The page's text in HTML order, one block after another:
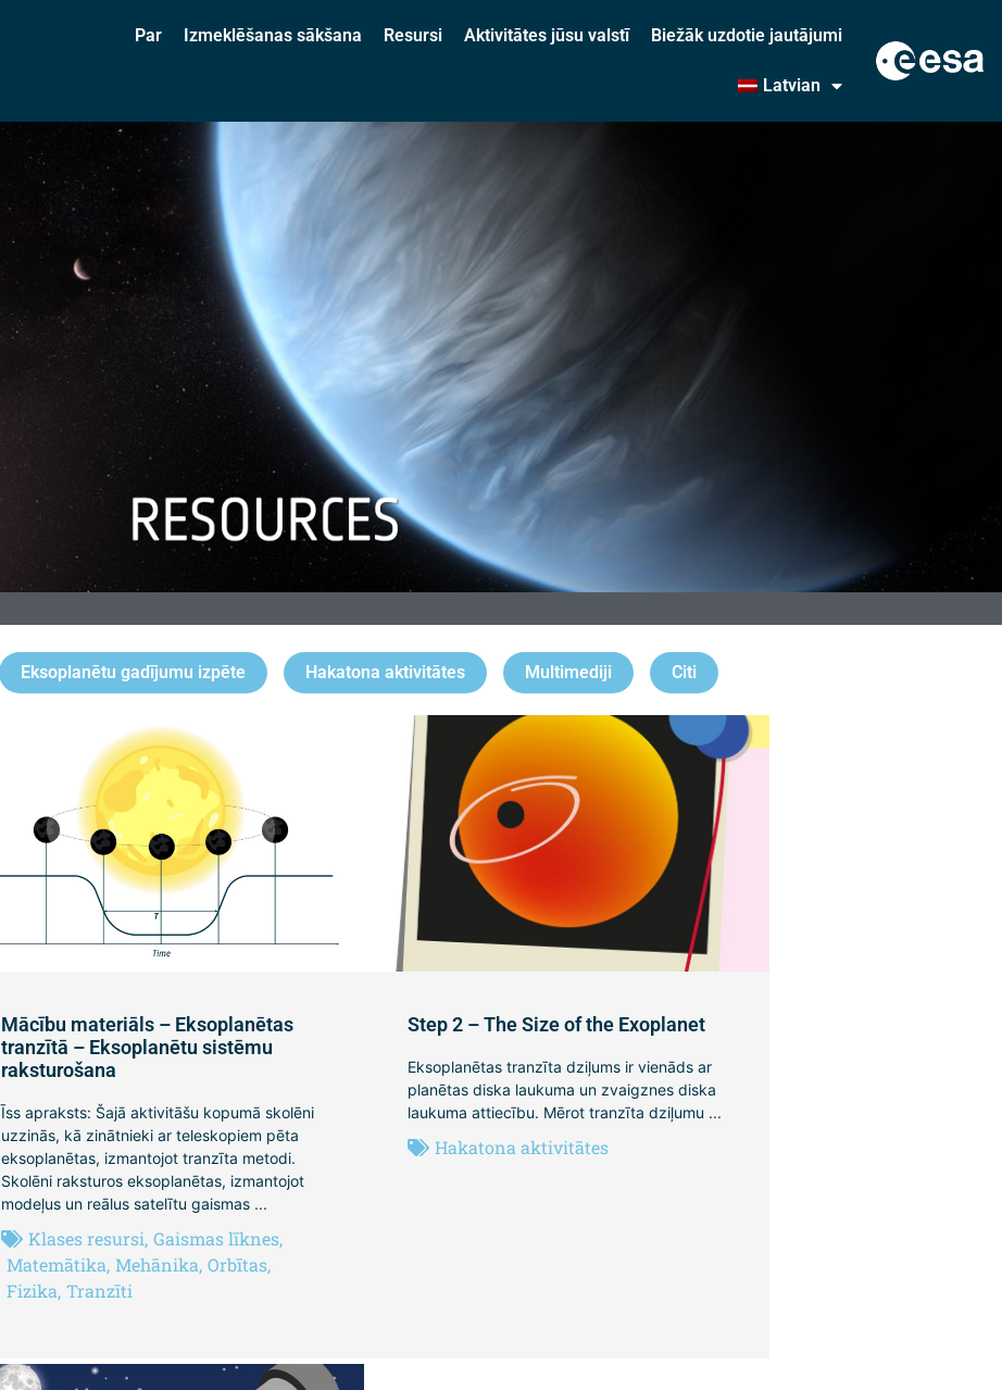
Par Izmeklēšanas sākšana Resursi Aktivitātes jūsu valstī Biežāk uzdotie jautājumi
Latvian
Eksoplanētu gadījumu izpēte Hakatona aktivitātes Multimediji Citi
Mācību materiāls – Eksoplanētas
tranzītā – Eksoplanētu sistēmu
raksturošana
Īss apraksts: Šajā aktivitāšu kopumā skolēni
uzzinās, kā zinātnieki ar teleskopiem pēta
eksoplanētas, izmantojot tranzīta metodi.
Skolēni raksturos eksoplanētas, izmantojot
modeļus un reālus satelītu gaismas ...
Klases resursi, Gaismas līknes,
Matemātika, Mehānika, Orbītas,
Fizika, Tranzīti
Step 2 – The Size of the Exoplanet
Eksoplanētas tranzīta dziļums ir vienāds ar
planētas diska laukuma un zvaigznes diska
laukuma attiecību. Mērot tranzīta dziļumu ...
Hakatona aktivitātes